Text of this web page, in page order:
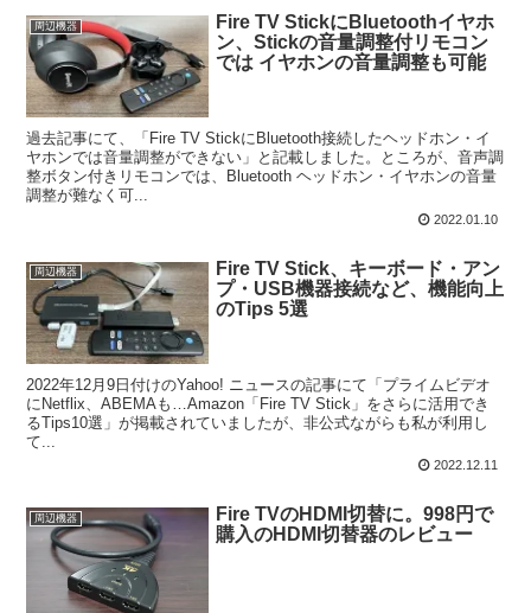
周辺機器
Fire TV StickにBluetoothイヤホ
ン、Stickの音量調整付リモコン
では イヤホンの音量調整も可能
過去記事にて、「Fire TV StickにBluetooth接続したヘッドホン・イ
ヤホンでは音量調整ができない」と記載しました。ところが、音声調
整ボタン付きリモコンでは、Bluetooth ヘッドホン・イヤホンの音量
調整が難なく可...
2022.01.10
周辺機器
Fire TV Stick、キーボード・アン
プ・USB機器接続など、機能向上
のTips 5選
2022年12月9日付けのYahoo! ニュースの記事にて「プライムビデオ
にNetflix、ABEMAも…Amazon「Fire TV Stick」をさらに活用でき
るTips10選」が掲載されていましたが、非公式ながらも私が利用し
て...
2022.12.11
周辺機器
Fire TVのHDMI切替に。998円で
購入のHDMI切替器のレビュー